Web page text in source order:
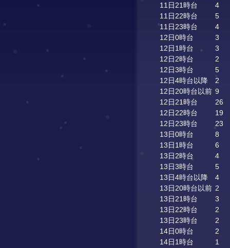
11日21時台
4
11日22時台
5
11日23時台
4
12日0時台
3
12日1時台
3
12日2時台
2
12日3時台
5
12日4時台以降
2
12日20時台以前 9
12日21時台
26
12日22時台
19
12日23時台
23
13日0時台
8
13日1時台
6
13日2時台
4
13日3時台
5
13日4時台以降
4
13日20時台以前 2
13日21時台
3
13日22時台
2
13日23時台
2
14日0時台
2
14日1時台
1